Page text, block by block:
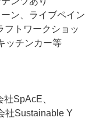
ン、ライブペイン
フトワークショッ
ッチンカー等
SpAcE、
社Sustainable Y